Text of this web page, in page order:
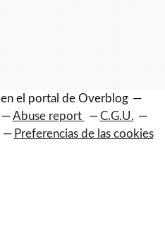
en el portal de Overblog
Abuse report
C.G.U.
Preferencias de las cookies